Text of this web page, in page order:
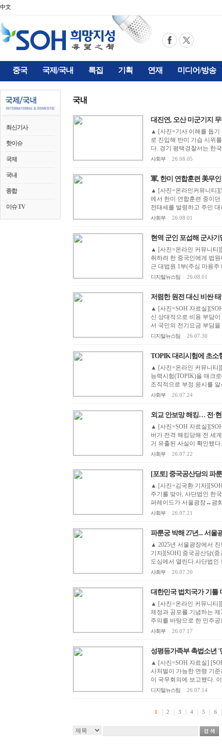
中文
중국 국제/국내 특집 기획 연재 미디어/방송
최신기사
핫이슈
국제
국내
종합
이슈 TV
대진연, 오산 미군기지
▲ [사진=기사 이해를 돕기
로 진입해 반미 기습 시위
다. 경기 평택경찰서는 한
사회부 26.08.05
軍, 한미 연합훈련 美무
▲ [사진=온라인커뮤니티
에서 한미 연합훈련 중이
전태세를 발령하고 주민
사회부 26.08.01
현역 군인 포섭해 군사기
▲ [사진=온라인 커뮤니티
취하려 한 중국인에게 법
근 대법원 1부(주심 마용
디지털뉴스팀 26.08.01
저렴한 원전 대신 비싼
▲ [사진=SOH 자료실
신 상대적으로 비용 부담
서 국민의 전기요금 부담
디지털뉴스팀 26.07.30
TOPIK 대리시험에 초소
▲ [사진=온라인 커뮤니티
능력시험(TOPIK)을 매크
조직적으로 부정 응시를
사회부 26.07.24
외교 안보망 해킹… 전·
▲ [사진=SOH 자료실
버가 전격 해킹당해 전 세
거 유출된 사실이 확인됐
사회부 26.07.22
[포토] 중국공산당의 파
▲ [사진=김국환 기자
주기를 맞아, 사단법인 한
퍼레이드가 서울광장↔광
사회부 26.07.21
파룬궁 박해 27년... 서울
▲ 2025년 서울광장에서
기자][SOH] 중국공산당(
도심에서 열린다.사단법인
사회부 26.07.20
대한민국 법치국가 기틀
▲ [사진=온라인 커뮤니티
제정과 공포를 기념하는
주의를 바탕으로 한 민주
사회부 26.07.17
성평등가족부 촉법소년 '
▲ [사진=SOH 자료실] [SOH] 강력 범죄나 상습 범죄를 저지른 청소년에 한해 형
사처벌이 가능한 연령 기
이 국무회의에 보고됐다.
디지털뉴스팀 26.07.14
1 2 3 4 5 6